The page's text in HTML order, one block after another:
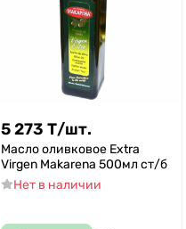
5 273 Т/шт.
Масло оливковое Extra
Virgen Makarena 500мл ст/б
Нет в наличии